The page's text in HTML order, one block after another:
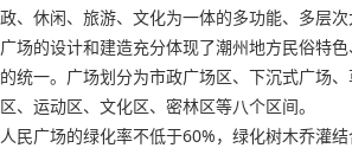
政、休闲、旅游、文化为一体的多功能、多层
广场的设计和建造充分体现了潮州地方民俗特
的统一。广场划分为市政广场区、下沉式广场
区、运动区、文化区、密林区等八个区间。
人民广场的绿化率不低于60%，绿化树木乔灌